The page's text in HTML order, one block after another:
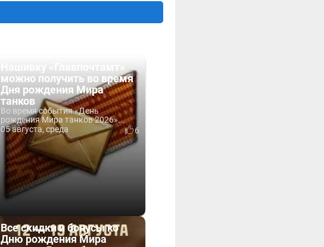
Нашивку «Главпочтамт»
можно получить во время
Дня рождения Мира
танков
Во время события «День
рождения Мира танков 2026»...
05 августа, среда
6
Все скидки и бонусы ко
Дню рождения Мира